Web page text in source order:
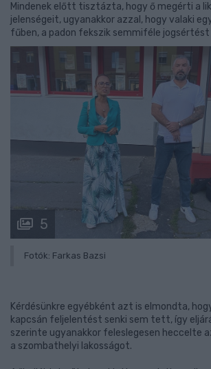
Mindenek előtt tisztázta, hogy ő megérti a
jelenségeit, ugyanakkor azzal, hogy valaki
fűben, a padon fekszik semmiféle
5
Fotók: Farkas Bazsi
Kérdésünkre egyébként azt is elmondta,
kapcsán feljelentést senki sem tett, így
szerinte ugyanakkor feleslegesen heccelte
a szombathelyi lakosságot.